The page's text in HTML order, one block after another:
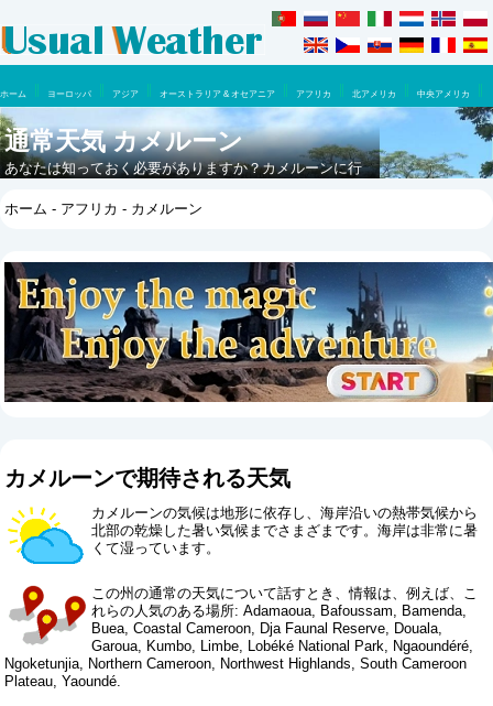
ホーム ヨーロッパ アジア オーストラリア & オセアニア アフリカ 北アメリカ
中央アメリカ
南アメリカ
通常天気 カメルーン
あなたは知っておく必要がありますか？カメルーンに行
期待できるでしょうか。
ホーム - アフリカ - カメルーン
カメルーンで期待される天気
カメルーンの気候は地形に依存し、海岸沿いの熱帯気候から
北部の乾燥した暑い気候までさまざまです。海岸は非常に暑
くて湿っています。
この州の通常の天気について話すとき、情報は、例えば、こ
れらの人気のある場所: Adamaoua, Bafoussam, Bamenda,
Buea, Coastal Cameroon, Dja Faunal Reserve, Douala,
Garoua, Kumbo, Limbe, Lobéké National Park, Ngaoundéré,
Ngoketunjia, Northern Cameroon, Northwest Highlands, South Cameroon
Plateau, Yaoundé.